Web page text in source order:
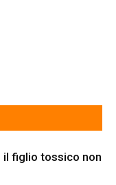
figlio tossico non